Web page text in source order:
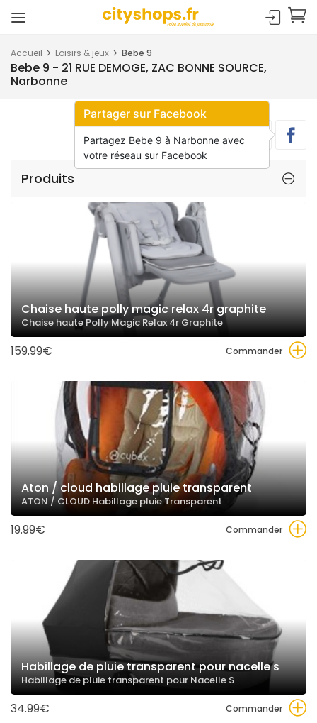
Accueil Loisirs & jeux Bebe 9
Bebe 9 - 21 RUE DEMOGE, ZAC BONNE SOURCE,
Narbonne
Produits
Chaise haute polly magic relax 4r graphite
Chaise haute Polly Magic Relax 4r Graphite
159.99€ Commander
Aton / cloud habillage pluie transparent
ATON / CLOUD Habillage pluie Transparent
19.99€ Commander
Habillage de pluie transparent pour nacelle s
Habillage de pluie transparent pour Nacelle S
34.99€ Commander
Partager sur Facebook
Partagez Bebe 9 à Narbonne avec
votre réseau sur Facebook